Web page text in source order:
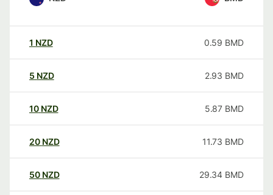
1 NZD 0.59 BMD
5 NZD 2.93 BMD
10 NZD 5.87 BMD
20 NZD 11.73 BMD
50 NZD 29.34 BMD